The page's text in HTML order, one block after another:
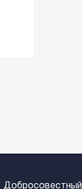
Добросовестный